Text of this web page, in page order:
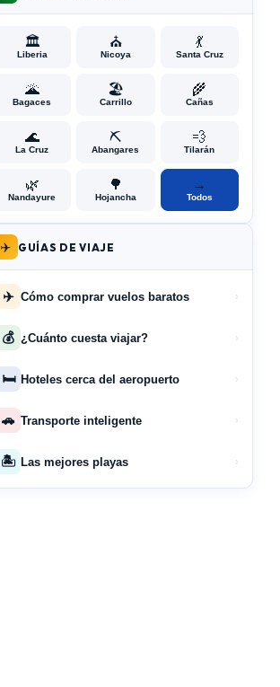
🏛️
Liberia
⛪
Nicoya
💃
Santa Cruz
🌋
Bagaces
🏖️
Carrillo
🌾
Cañas
🌊
La Cruz
⛏️
Abangares
💨
Tilarán
🌿
Nandayure
🌳
Hojancha
→
Todos
✈️ GUÍAS DE VIAJE
✈️ Cómo comprar vuelos baratos ›
💰 ¿Cuánto cuesta viajar? ›
🛏️ Hoteles cerca del aeropuerto ›
🚗 Transporte inteligente ›
🏝️ Las mejores playas ›